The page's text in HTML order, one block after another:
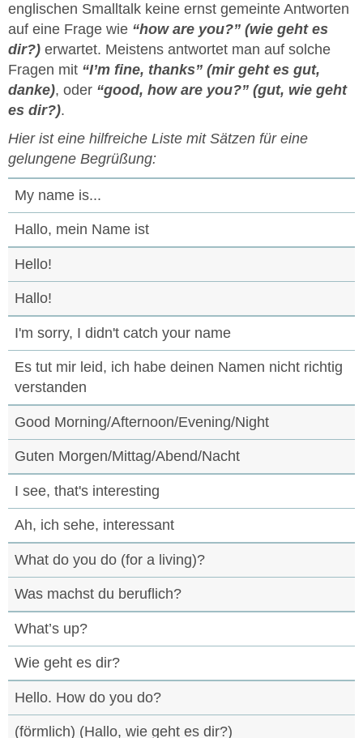
englischen Smalltalk keine ernst gemeinte Antworten
auf eine Frage wie “how are you?” (wie geht es
dir?) erwartet. Meistens antwortet man auf solche
Fragen mit “I’m fine, thanks” (mir geht es gut,
danke), oder “good, how are you?” (gut, wie geht
es dir?).
Hier ist eine hilfreiche Liste mit Sätzen für eine
gelungene Begrüßung:
My name is...
Hallo, mein Name ist
Hello!
Hallo!
I'm sorry, I didn't catch your name
Es tut mir leid, ich habe deinen Namen nicht richtig
verstanden
Good Morning/Afternoon/Evening/Night
Guten Morgen/Mittag/Abend/Nacht
I see, that's interesting
Ah, ich sehe, interessant
What do you do (for a living)?
Was machst du beruflich?
What’s up?
Wie geht es dir?
Hello. How do you do?
(förmlich) (Hallo, wie geht es dir?)